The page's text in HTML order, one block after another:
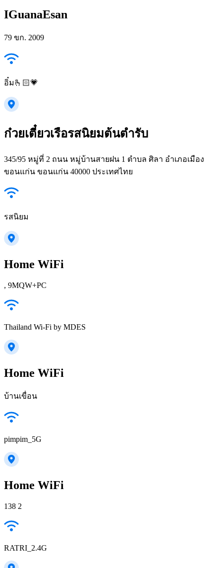
IGuanaEsan
79 ขก. 2009
อิ๋ม🫰🏻💗
ก๋วยเตี๋ยวเรือรสนิยมต้นตำรับ
345/95 หมู่ที่ 2 ถนน หมู่บ้านสายฝน 1 ตำบล ศิลา อำเภอเมือง
ขอนแก่น ขอนแก่น 40000 ประเทศไทย
รสนิยม
Home WiFi
, 9MQW+PC
Thailand Wi-Fi by MDES
Home WiFi
บ้านเขื่อน
pimpim_5G
Home WiFi
138 2
RATRI_2.4G